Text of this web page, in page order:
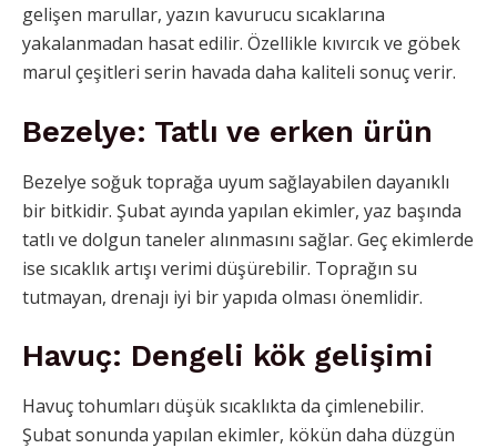
gelişen marullar, yazın kavurucu sıcaklarına
yakalanmadan hasat edilir. Özellikle kıvırcık ve göbek
marul çeşitleri serin havada daha kaliteli sonuç verir.
Bezelye: Tatlı ve erken ürün
Bezelye soğuk toprağa uyum sağlayabilen dayanıklı
bir bitkidir. Şubat ayında yapılan ekimler, yaz başında
tatlı ve dolgun taneler alınmasını sağlar. Geç ekimlerde
ise sıcaklık artışı verimi düşürebilir. Toprağın su
tutmayan, drenajı iyi bir yapıda olması önemlidir.
Havuç: Dengeli kök gelişimi
Havuç tohumları düşük sıcaklıkta da çimlenebilir.
Şubat sonunda yapılan ekimler, kökün daha düzgün